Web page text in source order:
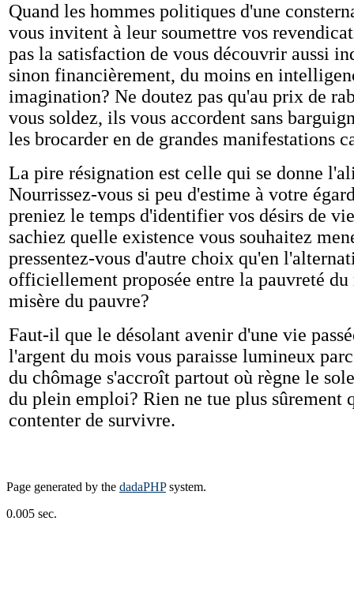
Quand les hommes politiques d'une
vous invitent à leur soumettre vos
pas la satisfaction de vous découvrir aussi
sinon financièrement, du moins en
imagination? Ne doutez pas qu'au prix de
vous soldez, ils vous accordent sans
les brocarder en de grandes manifestations
La pire résignation est celle qui se donne
Nourrissez-vous si peu d'estime à votre
preniez le temps d'identifier vos désirs de
sachiez quelle existence vous souhaitez
pressentez-vous d'autre choix qu'en
officiellement proposée entre la pauvreté
misère du pauvre?
Faut-il que le désolant avenir d'une vie
l'argent du mois vous paraisse lumineux
du chômage s'accroît partout où règne le
du plein emploi? Rien ne tue plus sûrement
contenter de survivre.
Page generated by the dadaPHPsystem.
0.005 sec.